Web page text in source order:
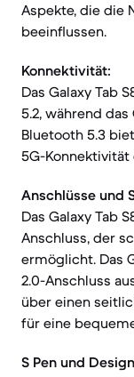
Aspekte, die die
beeinflussen.
Konnektivität:
Das Galaxy Tab
5.2, während das
Bluetooth 5.3
5G-Konnektivität
Anschlüsse und
Das Galaxy Tab
Anschluss, der
ermöglicht. Das
2.0-Anschluss
über einen
für eine
S Pen und